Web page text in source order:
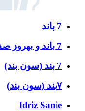
7 باند
7 باند و بهروز صفاریان
7 بند (سون بند)
۷بند (سون بند)
Idriz Sanie